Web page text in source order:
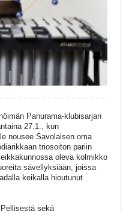
Panurama-klubisarjan
27.1., kun
nousee Savolaisen oma
triosoiton pariin
oleva kolmikko
sävellyksiään, joissa
keikalla hioutunut
sekä